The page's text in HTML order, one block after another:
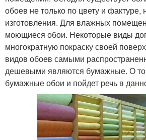
обоев не только по цвету и фактуре,
изготовления. Для влажных
моющиеся обои. Некоторые виды
многократную покраску своей
видов обоев самыми
дешевыми являются бумажные. О
бумажные обои и пойдет речь в